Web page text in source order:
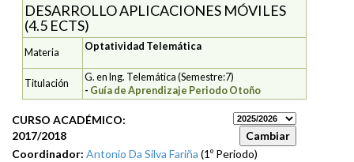
DESARROLLO APLICACIONES MÓVILES
(4.5 ECTS)
Materia
Optatividad Telemática
Titulación
G. en Ing. Telemática (Semestre:7)
- Guía de Aprendizaje Periodo Otoño
CURSO ACADÉMICO:
2017/2018
Coordinador: Antonio Da Silva Fariña (1º Periodo)